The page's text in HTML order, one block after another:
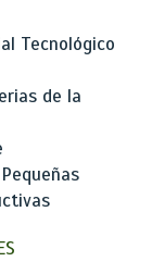
Tecnológico
de la